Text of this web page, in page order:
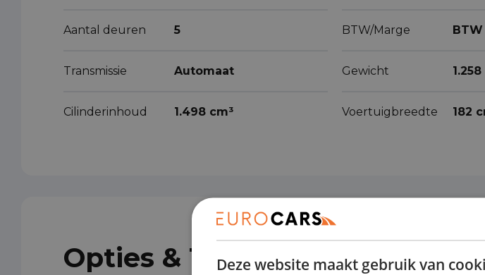
Aantal deuren 5 BTW/Marge BTW
Transmissie Automaat Gewicht
Cilinderinhoud 1.498 cm³ Voertuigbreedte 182
Opties & Toebehoren (66)
Deze website maakt gebruik van